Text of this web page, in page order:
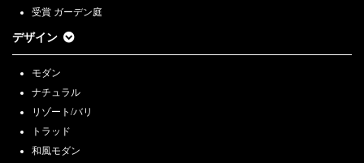
受賞 ガーデン庭
デザイン
モダン
ナチュラル
リゾート/バリ
トラッド
和風モダン